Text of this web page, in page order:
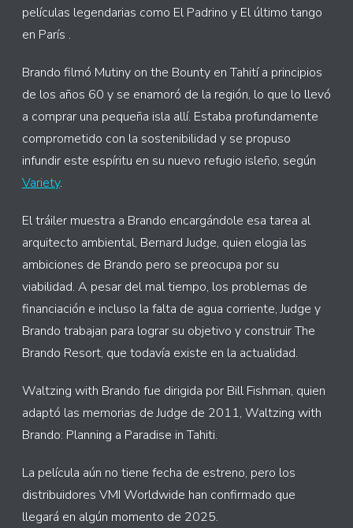
películas legendarias como El Padrino y El último tango
en París .
Brando filmó Mutiny on the Bounty en Tahití a principios
de los años 60 y se enamoró de la región, lo que lo llevó
a comprar una pequeña isla allí. Estaba profundamente
comprometido con la sostenibilidad y se propuso
infundir este espíritu en su nuevo refugio isleño, según
Variety.
El tráiler muestra a Brando encargándole esa tarea al
arquitecto ambiental, Bernard Judge, quien elogia las
ambiciones de Brando pero se preocupa por su
viabilidad. A pesar del mal tiempo, los problemas de
financiación e incluso la falta de agua corriente, Judge y
Brando trabajan para lograr su objetivo y construir The
Brando Resort, que todavía existe en la actualidad.
Waltzing with Brando fue dirigida por Bill Fishman, quien
adaptó las memorias de Judge de 2011, Waltzing with
Brando: Planning a Paradise in Tahiti.
La película aún no tiene fecha de estreno, pero los
distribuidores VMI Worldwide han confirmado que
llegará en algún momento de 2025.